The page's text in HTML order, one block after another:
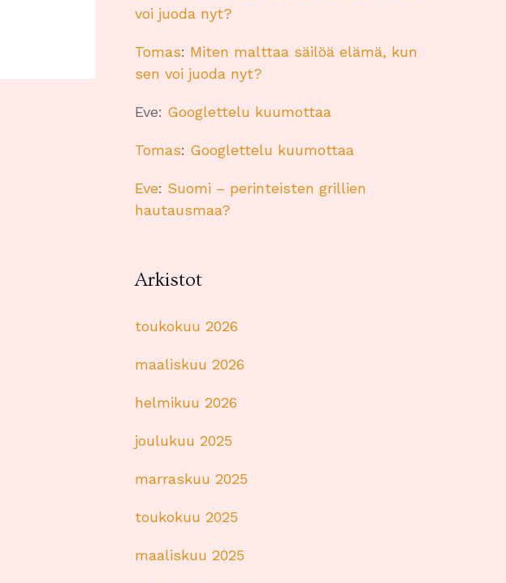
voi juoda nyt?
Tomas: Miten malttaa säilöä elämä, kun
sen voi juoda nyt?
Eve: Googlettelu kuumottaa
Tomas: Googlettelu kuumottaa
Eve: Suomi – perinteisten grillien
hautausmaa?
Arkistot
toukokuu 2026
maaliskuu 2026
helmikuu 2026
joulukuu 2025
marraskuu 2025
toukokuu 2025
maaliskuu 2025